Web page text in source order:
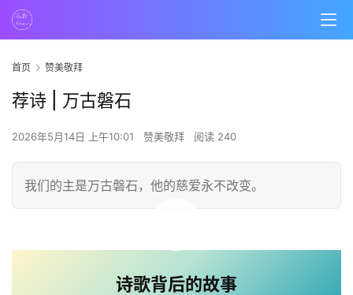
首页 赞美敬拜
荐诗 | 万古磐石
2026年5月14日 上午10:01 赞美敬拜 阅读 240
我们的主是万古磐石，他的慈爱永不改变。
00:00 / 04:25
诗歌背后的故事